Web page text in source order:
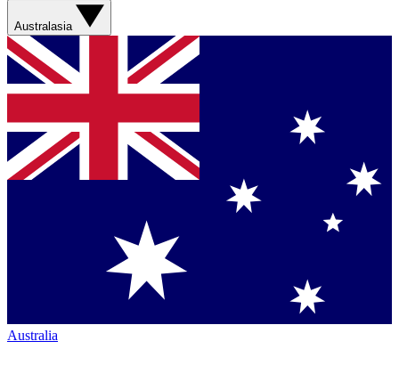
Australasia
Australia